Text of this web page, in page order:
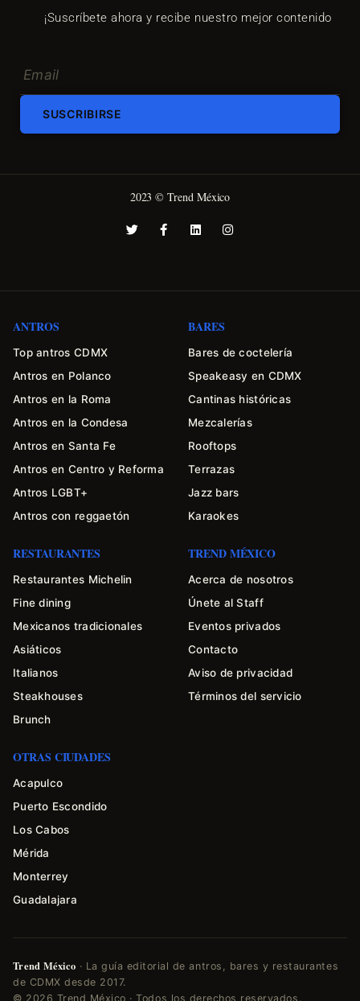
¡Suscríbete ahora y recibe nuestro mejor contenido
SUSCRIBIRSE
2023 © Trend México
ANTROS
Top antros CDMX
Antros en Polanco
Antros en la Roma
Antros en la Condesa
Antros en Santa Fe
Antros en Centro y Reforma
Antros LGBT+
Antros con reggaetón
BARES
Bares de coctelería
Speakeasy en CDMX
Cantinas históricas
Mezcalerías
Rooftops
Terrazas
Jazz bars
Karaokes
RESTAURANTES
Restaurantes Michelin
Fine dining
Mexicanos tradicionales
Asiáticos
Italianos
Steakhouses
Brunch
TREND MÉXICO
Acerca de nosotros
Únete al Staff
Eventos privados
Contacto
Aviso de privacidad
Términos del servicio
OTRAS CIUDADES
Acapulco
Puerto Escondido
Los Cabos
Mérida
Monterrey
Guadalajara
Trend México · La guía editorial de antros, bares y restaurantes
de CDMX desde 2017.
© 2026 Trend México · Todos los derechos reservados.